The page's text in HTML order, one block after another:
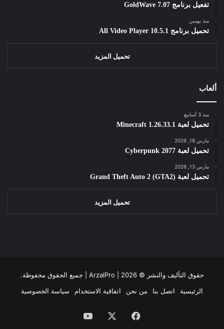
تفعيل برنامج GoldWave 7.07
منذ يومين
تحميل برنامج All Video Player 10.5.1
تحميل المزيد
ألعاب
منذ 3 أسابيع
تحميل لعبة Minecraft 1.26.33.1
مارس 18, 2026
تحميل لعبة Cyberpunk 2077
مارس 13, 2026
تحميل لعبة Grand Theft Auto 2 (GTA2)
تحميل المزيد
حقوق التأليف والنشر © ArzalPro | 2026 | جميع الحقوق محفوظة.
الرئيسية
اتصل بنا من نحن اتفاقية الاستخدام سياسة الخصوصية
فيسبوك ‫YouTube